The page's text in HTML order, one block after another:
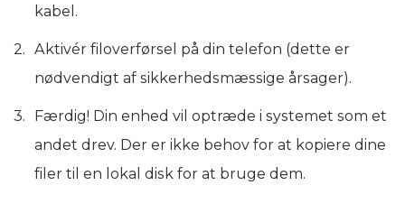
kabel.
Aktivér filoverførsel på din telefon (dette er
nødvendigt af sikkerhedsmæssige årsager).
Færdig! Din enhed vil optræde i systemet som et
andet drev. Der er ikke behov for at kopiere dine
filer til en lokal disk for at bruge dem.